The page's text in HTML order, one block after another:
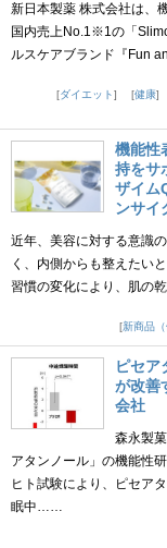
新日本製薬 株式会社は、
国内売上No.1※1の「
ルスケアブランド『Fun
ダイエット
健康
機能性
持をサ
ザイム
ンサイ
近年、美容に対する意識
く、内側からも整えたい
習慣の変化により、肌の
新商品（
ピセア
が改善
会社
森永製
アタンノール」の機能性
ヒト試験により、ピセア
眠中……